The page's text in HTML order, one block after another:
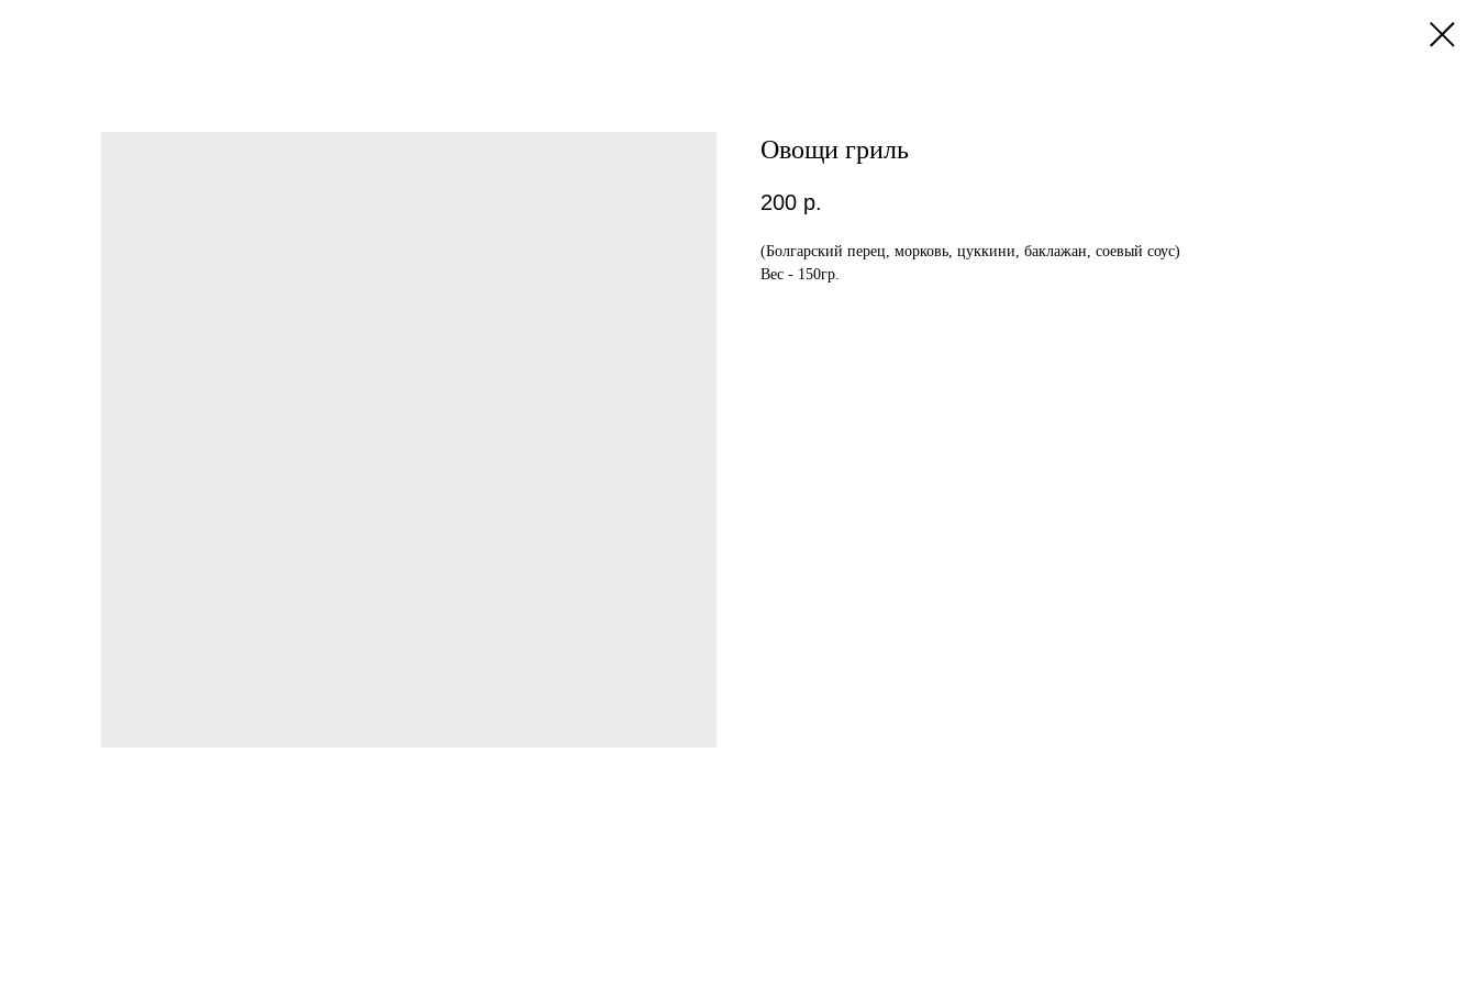
Овощи гриль
200 р.
(Болгарский перец, морковь, цуккини, баклажан, соевый соус)
Вес - 150гр.